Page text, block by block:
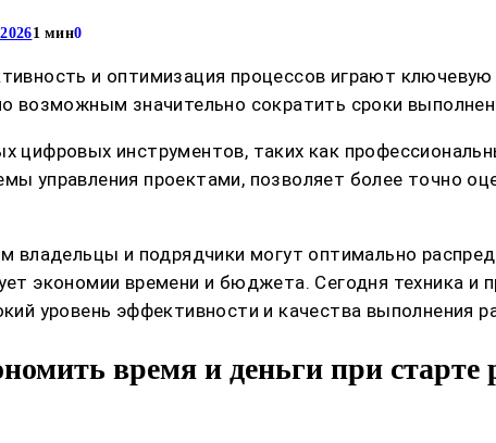
1 мин0
и оптимизация процессов играют
возможным значительно сократить сроки
цифровых инструментов, таких как
управления проектами, позволяет более точно
владельцы и подрядчики могут оптимально
экономии времени и бюджета. Сегодня техника
уровень эффективности и качества выполнения
время и деньги при старте